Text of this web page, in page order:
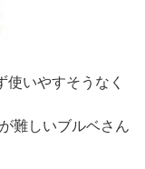
いやすそうなく
難しいブルベさん